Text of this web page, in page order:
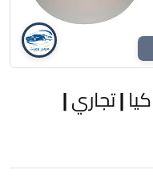
| تجاري |